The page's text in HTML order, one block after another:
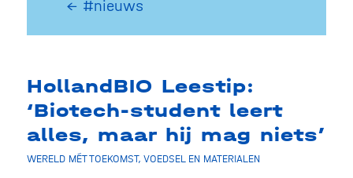
← #nieuws
HollandBIO Leestip:
‘Biotech-student leert
alles, maar hij mag niets’
WERELD MÉT TOEKOMST, VOEDSEL EN MATERIALEN